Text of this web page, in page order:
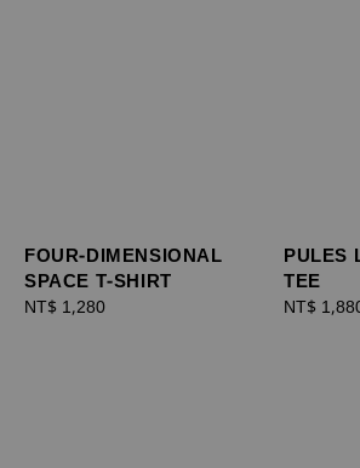
FOUR-DIMENSIONAL
SPACE T-SHIRT
Regular
NT$ 1,280
PULES
TEE
Regular
NT$